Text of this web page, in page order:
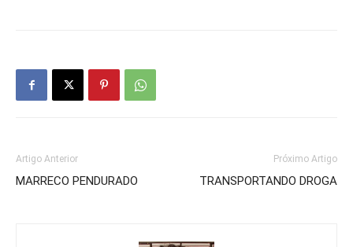
Artigo Anterior
MARRECO PENDURADO
Próximo Artigo
TRANSPORTANDO DROGA